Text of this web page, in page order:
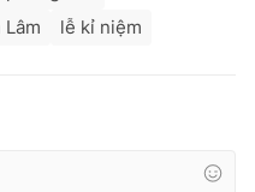
lễ kỉ niệm